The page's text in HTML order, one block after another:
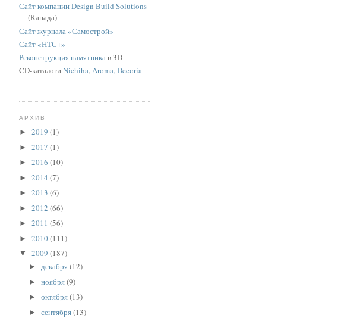
Сайт компании Design Build Solutions
(Канада)
Сайт журнала «Самострой»
Сайт «НТС+»
Реконструкция памятникав 3D
CD-каталогиNichiha,Aroma, Decoria
АРХИВ
► 2019 (1)
► 2017 (1)
► 2016 (10)
► 2014 (7)
► 2013 (6)
► 2012 (66)
► 2011 (56)
► 2010(111)
▼ 2009 (187)
► декабря(12)
► ноября(9)
► октября(13)
► сентября(13)